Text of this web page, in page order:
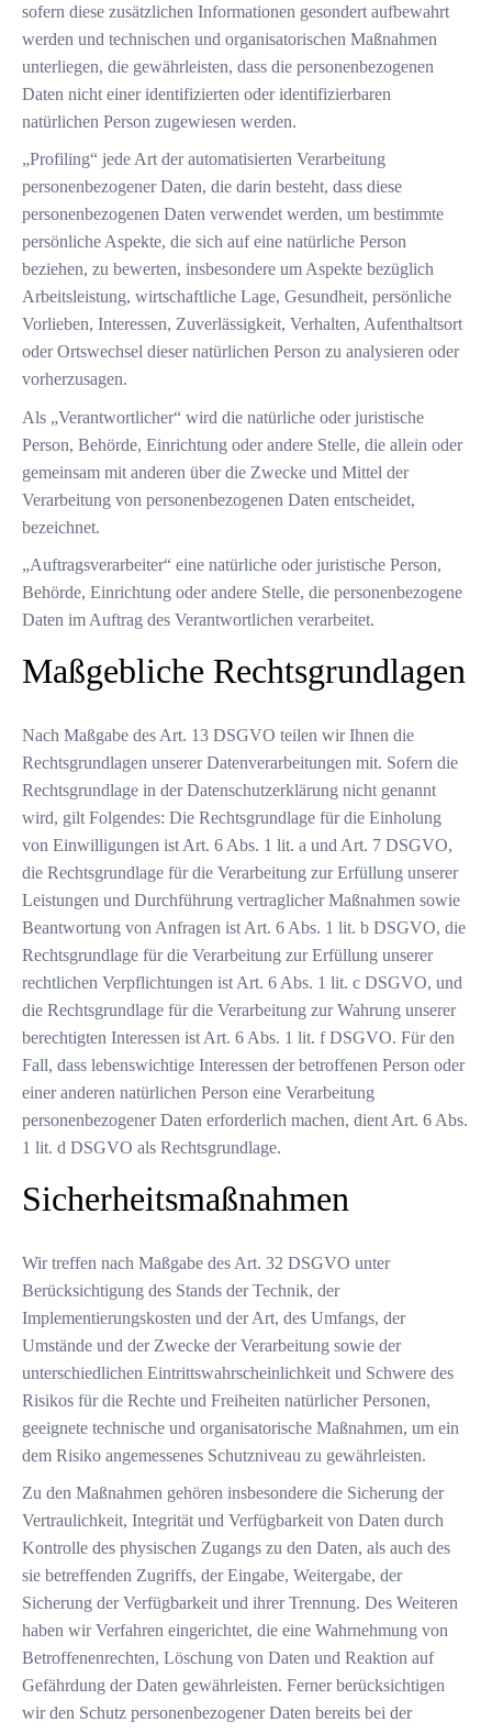
sofern diese zusätzlichen Informationen gesondert aufbewahrt
werden und technischen und organisatorischen Maßnahmen
unterliegen, die gewährleisten, dass die personenbezogenen
Daten nicht einer identifizierten oder identifizierbaren
natürlichen Person zugewiesen werden.
„Profiling“ jede Art der automatisierten Verarbeitung
personenbezogener Daten, die darin besteht, dass diese
personenbezogenen Daten verwendet werden, um bestimmte
persönliche Aspekte, die sich auf eine natürliche Person
beziehen, zu bewerten, insbesondere um Aspekte bezüglich
Arbeitsleistung, wirtschaftliche Lage, Gesundheit, persönliche
Vorlieben, Interessen, Zuverlässigkeit, Verhalten, Aufenthaltsort
oder Ortswechsel dieser natürlichen Person zu analysieren oder
vorherzusagen.
Als „Verantwortlicher“ wird die natürliche oder juristische
Person, Behörde, Einrichtung oder andere Stelle, die allein oder
gemeinsam mit anderen über die Zwecke und Mittel der
Verarbeitung von personenbezogenen Daten entscheidet,
bezeichnet.
„Auftragsverarbeiter“ eine natürliche oder juristische Person,
Behörde, Einrichtung oder andere Stelle, die personenbezogene
Daten im Auftrag des Verantwortlichen verarbeitet.
Maßgebliche Rechtsgrundlagen
Nach Maßgabe des Art. 13 DSGVO teilen wir Ihnen die
Rechtsgrundlagen unserer Datenverarbeitungen mit. Sofern die
Rechtsgrundlage in der Datenschutzerklärung nicht genannt
wird, gilt Folgendes: Die Rechtsgrundlage für die Einholung
von Einwilligungen ist Art. 6 Abs. 1 lit. a und Art. 7 DSGVO,
die Rechtsgrundlage für die Verarbeitung zur Erfüllung unserer
Leistungen und Durchführung vertraglicher Maßnahmen sowie
Beantwortung von Anfragen ist Art. 6 Abs. 1 lit. b DSGVO, die
Rechtsgrundlage für die Verarbeitung zur Erfüllung unserer
rechtlichen Verpflichtungen ist Art. 6 Abs. 1 lit. c DSGVO, und
die Rechtsgrundlage für die Verarbeitung zur Wahrung unserer
berechtigten Interessen ist Art. 6 Abs. 1 lit. f DSGVO. Für den
Fall, dass lebenswichtige Interessen der betroffenen Person oder
einer anderen natürlichen Person eine Verarbeitung
personenbezogener Daten erforderlich machen, dient Art. 6 Abs.
1 lit. d DSGVO als Rechtsgrundlage.
Sicherheitsmaßnahmen
Wir treffen nach Maßgabe des Art. 32 DSGVO unter
Berücksichtigung des Stands der Technik, der
Implementierungskosten und der Art, des Umfangs, der
Umstände und der Zwecke der Verarbeitung sowie der
unterschiedlichen Eintrittswahrscheinlichkeit und Schwere des
Risikos für die Rechte und Freiheiten natürlicher Personen,
geeignete technische und organisatorische Maßnahmen, um ein
dem Risiko angemessenes Schutzniveau zu gewährleisten.
Zu den Maßnahmen gehören insbesondere die Sicherung der
Vertraulichkeit, Integrität und Verfügbarkeit von Daten durch
Kontrolle des physischen Zugangs zu den Daten, als auch des
sie betreffenden Zugriffs, der Eingabe, Weitergabe, der
Sicherung der Verfügbarkeit und ihrer Trennung. Des Weiteren
haben wir Verfahren eingerichtet, die eine Wahrnehmung von
Betroffenenrechten, Löschung von Daten und Reaktion auf
Gefährdung der Daten gewährleisten. Ferner berücksichtigen
wir den Schutz personenbezogener Daten bereits bei der